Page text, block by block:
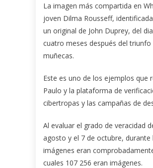
La imagen más compartida en
joven Dilma Rousseff,
un original de John Duprey, del
cuatro meses después del
muñecas.
Este es uno de los ejemplos que
Paulo y la plataforma de
cibertropas y las campañas de
Al evaluar el grado de veracidad
agosto y el 7 de octubre,
imágenes eran
cuales 107 256 eran imágenes.